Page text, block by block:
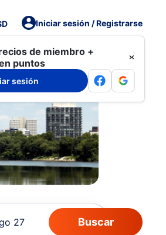
Iniciar sesión / Registrarse
de miembro +
puntos
sesión
27